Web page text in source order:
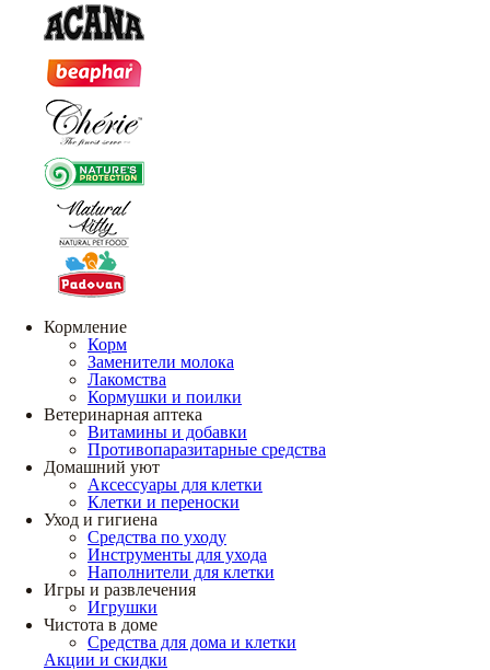
Кормление
Корм
Заменители молока
Лакомства
Кормушки и поилки
Ветеринарная аптека
Витамины и добавки
Противопаразитарные средства
Домашний уют
Аксессуары для клетки
Клетки и переноски
Уход и гигиена
Средства по уходу
Инструменты для ухода
Наполнители для клетки
Игры и развлечения
Игрушки
Чистота в доме
Средства для дома и клетки
Акции и скидки